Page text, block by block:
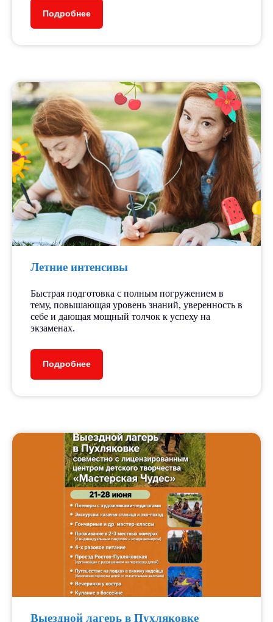
Подробнее
Летние интенсивы
Быстрая подготовка с полным погружением в
тему, повышающая уровень знаний, уверенность в
себе и дающая мощный толчок к успеху на
экзаменах.
Подробнее
Выездной лагерь в Пухляковке